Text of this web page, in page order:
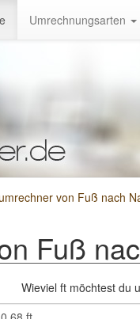
Umrechnungsarten
von Fuß nach
Fuß
Wieviel ft möchtest du